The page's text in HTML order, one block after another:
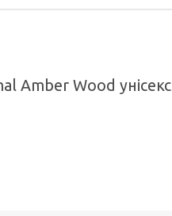
Amber Wood унісекс